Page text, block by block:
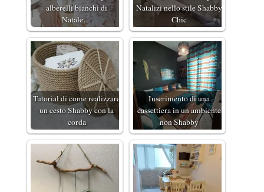
alberelli bianchi di
Natale…
Natalizi nello stile Shabby
Chic
Tutorial di come realizzare
un cesto Shabby con la
corda
Inserimento di una
cassettiera in un ambiente
non Shabby